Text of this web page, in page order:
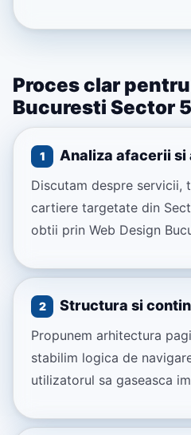
Proces clar
Bucuresti Sector 5
1 Analiza afacerii si
Discutam despre servicii,
cartiere targetate din
obtii prin Web Design
2 Structura si
Propunem arhitectura
stabilim logica de
utilizatorul sa gaseasca